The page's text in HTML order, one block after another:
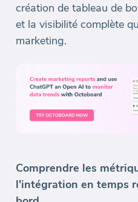
création de tableau de
et la visibilité complète
marketing.
Comprendre les
l'intégration en temps